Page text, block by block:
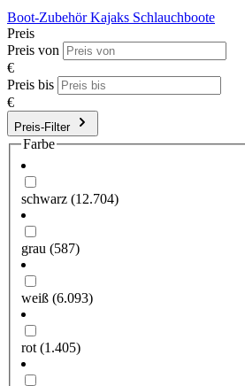
Boot-ZubehörKajaks Schlauchboote
Preis
Preis von
€
Preis bis
€
Preis-Filter
Farbe
schwarz (12.704)
grau (587)
weiß (6.093)
rot (1.405)